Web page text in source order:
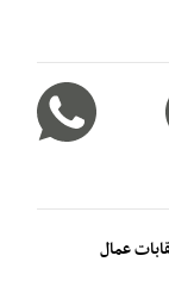
عمال